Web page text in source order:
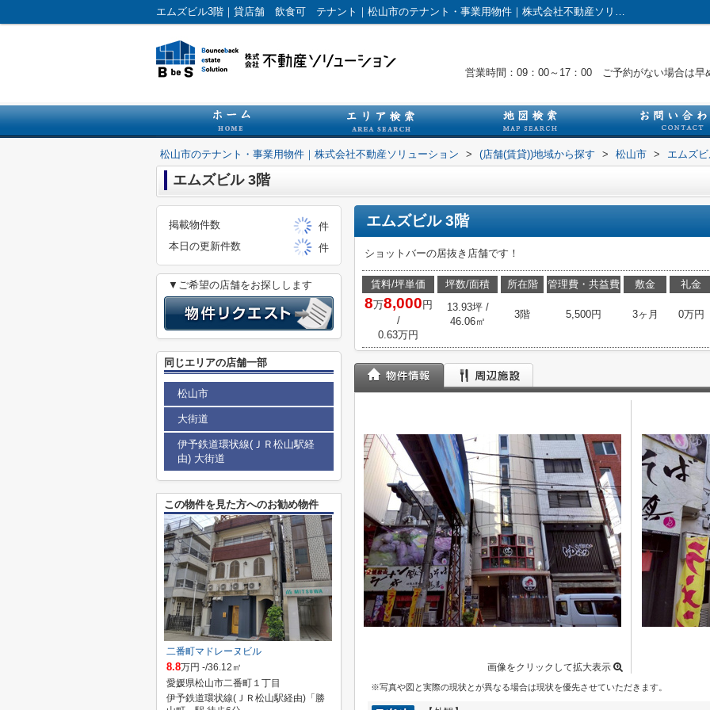
エムズビル3階｜貸店舗 飲食可 テナント｜松山市のテナント・事業用物件｜株式会社不動産ソリューション
営業時間：09：00～17：00 ご予約がない場合は早
松山市のテナント・事業用物件｜株式会社不動産ソリューション > (店舗(賃貸))地域から探す > 松山市 > エムズ
エムズビル 3階
エムズビル 3階
ショットバーの居抜き店舗です！
賃料/坪単価
8万8,000 円
/
0.63万円
坪数/面積
13.93坪 /
46.06㎡
所在階
3階
管理費・共益費
5,500円
敷金
3ヶ月
礼金
0万円
画像をクリックして拡大表示
※写真や図と実際の現状とが異なる場合は現状を優先させていただきます。
掲載物件数
件
本日の更新件数
件
▼ご希望の店舗をお探しします
同じエリアの店舗一部
松山市
大街道
伊予鉄道環状線(ＪＲ松山駅経
由) 大街道
この物件を見た方へのお勧め物件
二番町マドレーヌビル
8.8万円 -/36.12㎡
愛媛県松山市二番町１丁目
伊予鉄道環状線(ＪＲ松山駅経由)「勝